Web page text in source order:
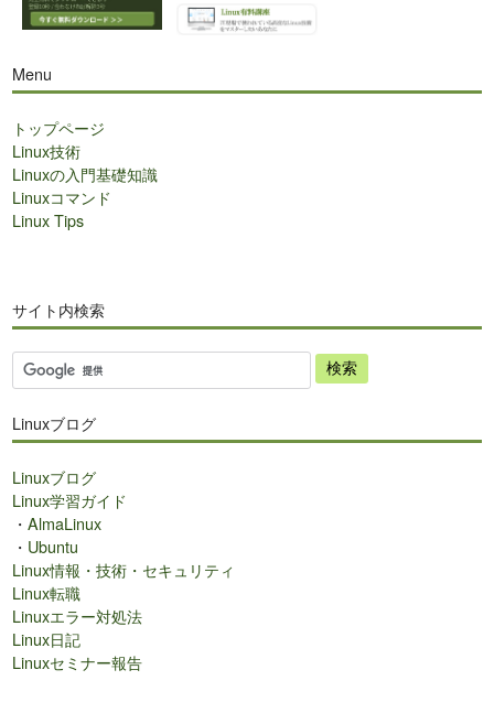
Menu
トップページ
Linux技術
Linuxの入門基礎知識
Linuxコマンド
Linux Tips
サイト内検索
サ
イ
内
索
Linuxブログ
Linuxブログ
Linux学習ガイド
・AlmaLinux
・ Ubuntu
Linux情報・技術・セキュリティ
Linux転職
Linuxエラー対処法
Linux日記
Linuxセミナー報告